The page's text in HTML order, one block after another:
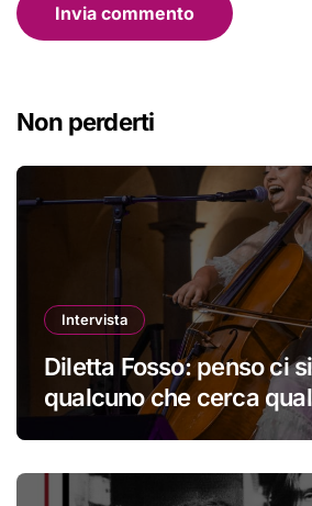
Non perderti
Intervista
Diletta Fosso: penso ci
qualcuno che cerca